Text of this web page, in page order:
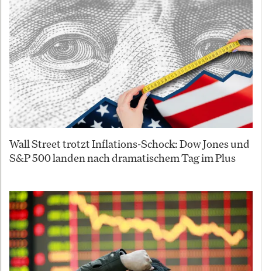
Wall Street trotzt Inflations-Schock: Dow Jones und
S&P 500 landen nach dramatischem Tag im Plus